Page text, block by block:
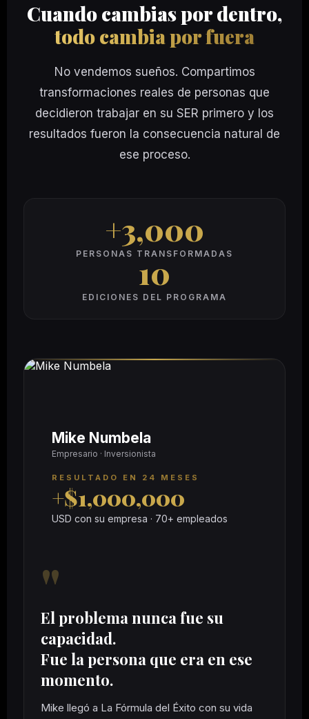
Cuando cambias por dentro,
todo cambia por fuera
No vendemos sueños. Compartimos
transformaciones reales de personas que
decidieron trabajar en su SER primero y los
resultados fueron la consecuencia natural de
ese proceso.
+3,000
PERSONAS TRANSFORMADAS
10
EDICIONES DEL PROGRAMA
Mike Numbela
Empresario · Inversionista
RESULTADO EN 24 MESES
+$1,000,000
USD con su empresa · 70+ empleados
"
El problema nunca fue su
capacidad.
Fue la persona que era en ese
momento.
Mike llegó a La Fórmula del Éxito con su vida